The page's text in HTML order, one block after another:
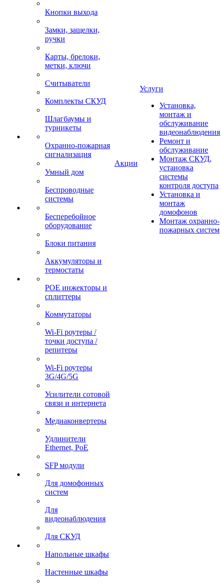
Кнопки выхода
Замки, защелки,
ручки
Карты, брелоки,
метки, ключи
Считыватели
Комплекты СКУД
Шлагбаумы и
турникеты
Охранно-пожарная
сигнализация
Умный дом
Беспроводные
системы
Бесперебойное
оборудование
Блоки питания
Аккумуляторы и
термостаты
POE инжекторы и
сплиттеры
Коммутаторы
Wi-Fi роутеры /
точки доступа /
репитеры
Wi-Fi роутеры
3G/4G/5G
Усилители сотовой
связи и интернета
Медиаконвертеры
Удлинители
Ethernet, PoE
SFP модули
Для домофонных
систем
Для
видеонаблюдения
Для СКУД
Напольные шкафы
Настенные шкафы
Акции
Услуги
Установка,
монтаж и
обслуживание
видеонаблюдения
Ремонт и
обслуживание
Монтаж СКУД,
установка
системы
контроля доступа
Установка и
монтаж
домофонов
Монтаж охранно-
пожарных систем